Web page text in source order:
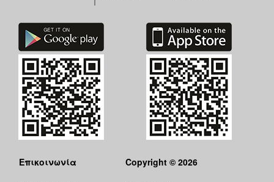
Επικοινωνία
Copyright © 2026